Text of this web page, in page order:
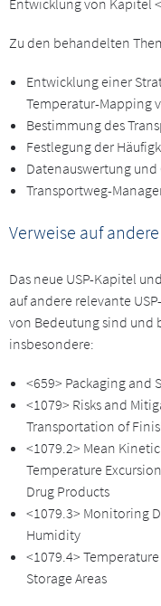
Entwicklung von Kapitel
Zu den behandelten
Entwicklung einer
Temperatur-Mapping
Bestimmung des
Festlegung der
Datenauswertung
Transportweg-
Verweise auf
Das neue USP-Kapitel
auf andere relevante
von Bedeutung sind und
insbesondere:
<659> Packaging and
<1079> Risks and
Transportation of
<1079.2> Mean
Temperature
Drug Products
<1079.3> Monitoring
Humidity
<1079.4>
Storage Areas